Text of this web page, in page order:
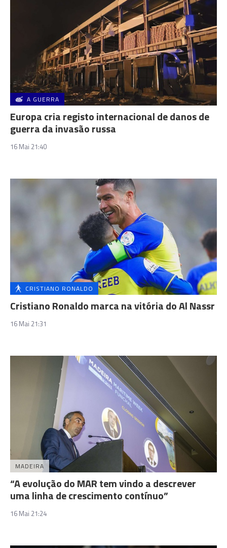
A GUERRA
Europa cria registo internacional de danos de
guerra da invasão russa
16 Mai 21:40
CRISTIANO RONALDO
Cristiano Ronaldo marca na vitória do Al Nassr
16 Mai 21:31
MADEIRA
“A evolução do MAR tem vindo a descrever
uma linha de crescimento contínuo”
16 Mai 21:24